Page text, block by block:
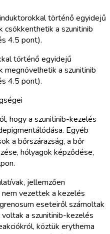
történő egyidejű
csökkenthetik a szunitinib
4.5 pont).
történő egyidejű
megnövelhetik a szunitinib
4.5 pont).
hogy a szunitinib-kezelés
Egyéb
a bőrszárazság, a bőr
hólyagok képződése,
jellemzően
vezettek a kezelés
eseteiről számoltak
a szunitinib-kezelés
köztük erythema